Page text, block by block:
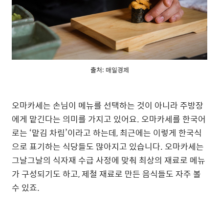
출처: 매일경제
오마카세는 손님이 메뉴를 선택하는 것이 아니라 주방장
에게 맡긴다는 의미를 가지고 있어요. 오마카세를 한국어
로는 ‘맡김 차림’이라고 하는데, 최근에는 이렇게 한국식
으로 표기하는 식당들도 많아지고 있습니다. 오마카세는
그날그날의 식자재 수급 사정에 맞춰 최상의 재료로 메뉴
가 구성되기도 하고, 제철 재료로 만든 음식들도 자주 볼
수 있죠.